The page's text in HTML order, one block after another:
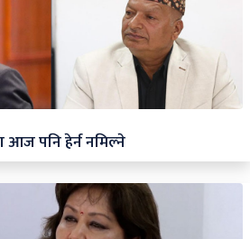
आज पनि हेर्न नमिल्ने